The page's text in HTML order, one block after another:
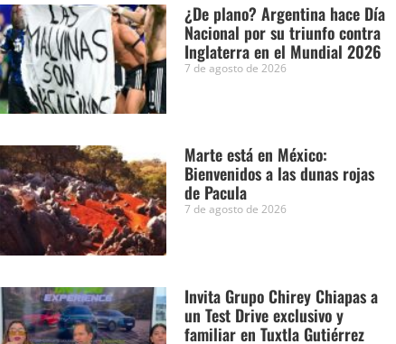
¿De plano? Argentina hace Día
Nacional por su triunfo contra
Inglaterra en el Mundial 2026
7 de agosto de 2026
Marte está en México:
Bienvenidos a las dunas rojas
de Pacula
7 de agosto de 2026
Invita Grupo Chirey Chiapas a
un Test Drive exclusivo y
familiar en Tuxtla Gutiérrez